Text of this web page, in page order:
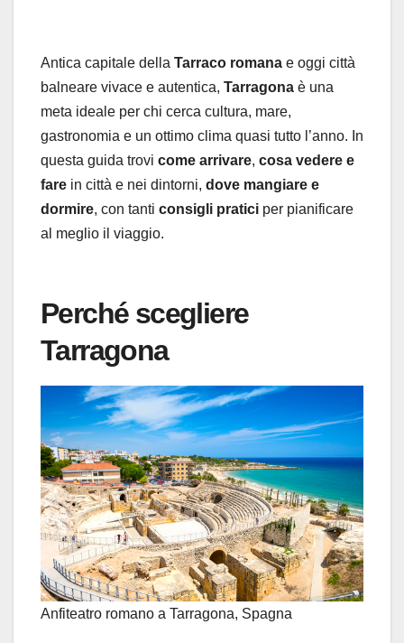
Antica capitale della Tarraco romana e oggi città
balneare vivace e autentica, Tarragona è una
meta ideale per chi cerca cultura, mare,
gastronomia e un ottimo clima quasi tutto l’anno. In
questa guida trovi come arrivare, cosa vedere e
fare in città e nei dintorni, dove mangiare e
dormire, con tanti consigli pratici per pianificare
al meglio il viaggio.
Perché scegliere
Tarragona
Anfiteatro romano a Tarragona, Spagna